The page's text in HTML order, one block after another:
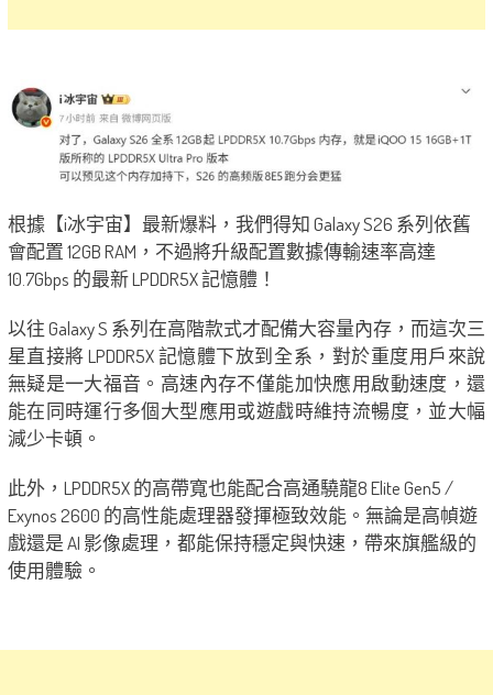
根據【i冰宇宙】最新爆料，我們得知 Galaxy S26 系列依舊
會配置 12GB RAM，不過將升級配置數據傳輸速率高達
10.7Gbps 的最新 LPDDR5X 記憶體！
以往 Galaxy S 系列在高階款式才配備大容量內存，而這次三
星直接將 LPDDR5X 記憶體下放到全系，對於重度用戶來說
無疑是一大福音。高速內存不僅能加快應用啟動速度，還
能在同時運行多個大型應用或遊戲時維持流暢度，並大幅
減少卡頓。
此外，LPDDR5X 的高帶寬也能配合高通驍龍8 Elite Gen5 /
Exynos 2600 的高性能處理器發揮極致效能。無論是高幀遊
戲還是 AI 影像處理，都能保持穩定與快速，帶來旗艦級的
使用體驗。